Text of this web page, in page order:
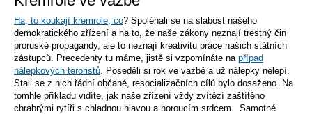
Ha, to koukají kremrole, co? Spoléhali se na slabost našeho
demokratického zřízení a na to, že naše zákony neznají trestný čin
proruské propagandy, ale to neznají kreativitu práce našich státních
zástupců. Precedenty tu máme, jistě si vzpomínáte na případ
nálepkových teroristů . Poseděli si rok ve vazbě a už nálepky nelepí.
Stali se z nich řádní občané, resocializačních cílů bylo dosaženo. Na
tomhle příkladu vidíte, jak naše zřízení vždy zvítězí zaštítěno
chrabrými rytíři s chladnou hlavou a horoucím srdcem. Samotné